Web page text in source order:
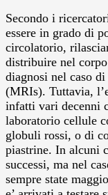
Secondo i
essere in grado di
circolatorio,
distribuire nel
diagnosi nel caso
(MRIs). Tuttavia,
infatti vari decenni
laboratorio cellule
globuli rossi, o di
piastrine. In alcuni
successi, ma nel
sempre state